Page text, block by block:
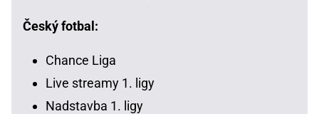
Český fotbal:
Chance Liga
Live streamy 1. ligy
Nadstavba 1. ligy